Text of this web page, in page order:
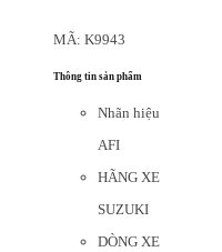
MÃ: K9943
Thông tin sản phẩm
Nhãn hiệu
AFI
HÃNG XE
SUZUKI
DÒNG XE